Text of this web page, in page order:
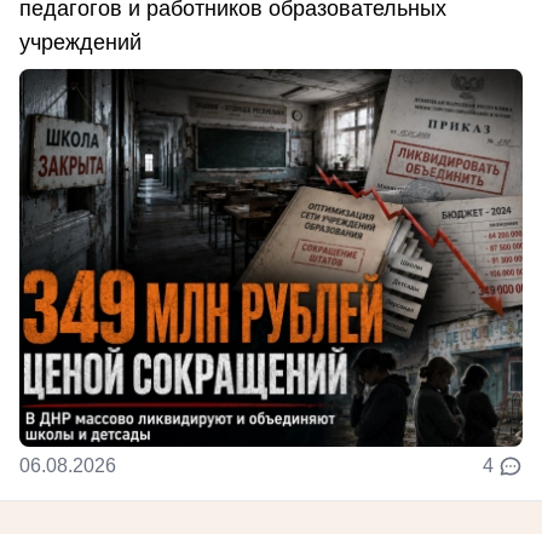
педагогов и работников образовательных
учреждений
06.08.2026 4